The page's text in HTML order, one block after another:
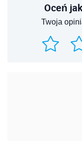
Oceń
Twoja